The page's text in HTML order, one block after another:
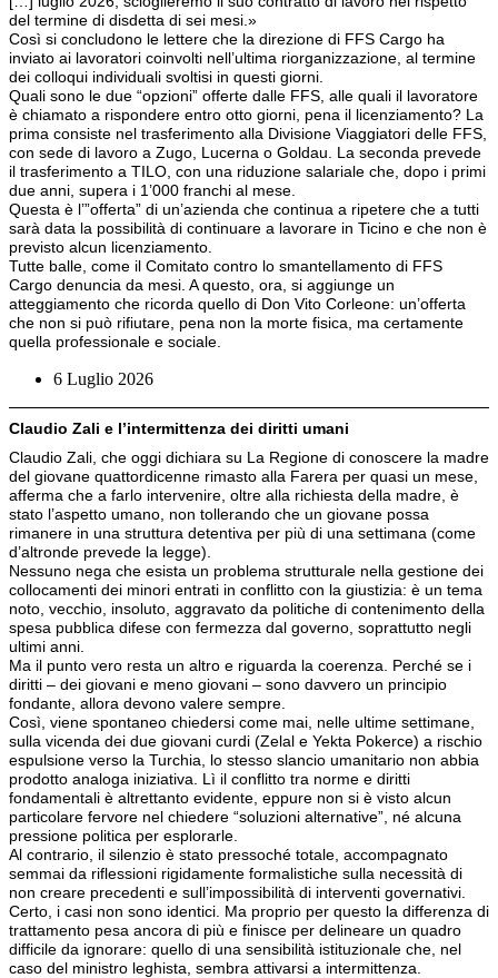
del termine di disdetta di sei mesi.»
Così si concludono le lettere che la direzione di FFS Cargo ha
inviato ai lavoratori coinvolti nell’ultima riorganizzazione, al termine
dei colloqui individuali svoltisi in questi giorni.
Quali sono le due “opzioni” offerte dalle FFS, alle quali il lavoratore
è chiamato a rispondere entro otto giorni, pena il licenziamento? La
prima consiste nel trasferimento alla Divisione Viaggiatori delle FFS,
con sede di lavoro a Zugo, Lucerna o Goldau. La seconda prevede
il trasferimento a TILO, con una riduzione salariale che, dopo i primi
due anni, supera i 1’000 franchi al mese.
Questa è l’”offerta” di un’azienda che continua a ripetere che a tutti
sarà data la possibilità di continuare a lavorare in Ticino e che non è
previsto alcun licenziamento.
Tutte balle, come il Comitato contro lo smantellamento di FFS
Cargo denuncia da mesi. A questo, ora, si aggiunge un
atteggiamento che ricorda quello di Don Vito Corleone: un’offerta
che non si può rifiutare, pena non la morte fisica, ma certamente
quella professionale e sociale.
6 Luglio 2026
Claudio Zali e l’intermittenza dei diritti umani
Claudio Zali, che oggi dichiara su La Regione di conoscere la madre
del giovane quattordicenne rimasto alla Farera per quasi un mese,
afferma che a farlo intervenire, oltre alla richiesta della madre, è
stato l’aspetto umano, non tollerando che un giovane possa
rimanere in una struttura detentiva per più di una settimana (come
d’altronde prevede la legge).
Nessuno nega che esista un problema strutturale nella gestione dei
collocamenti dei minori entrati in conflitto con la giustizia: è un tema
noto, vecchio, insoluto, aggravato da politiche di contenimento della
spesa pubblica difese con fermezza dal governo, soprattutto negli
ultimi anni.
Ma il punto vero resta un altro e riguarda la coerenza. Perché se i
diritti – dei giovani e meno giovani – sono davvero un principio
fondante, allora devono valere sempre.
Così, viene spontaneo chiedersi come mai, nelle ultime settimane,
sulla vicenda dei due giovani curdi (Zelal e Yekta Pokerce) a rischio
espulsione verso la Turchia, lo stesso slancio umanitario non abbia
prodotto analoga iniziativa. Lì il conflitto tra norme e diritti
fondamentali è altrettanto evidente, eppure non si è visto alcun
particolare fervore nel chiedere “soluzioni alternative”, né alcuna
pressione politica per esplorarle.
Al contrario, il silenzio è stato pressoché totale, accompagnato
semmai da riflessioni rigidamente formalistiche sulla necessità di
non creare precedenti e sull’impossibilità di interventi governativi.
Certo, i casi non sono identici. Ma proprio per questo la differenza di
trattamento pesa ancora di più e finisce per delineare un quadro
difficile da ignorare: quello di una sensibilità istituzionale che, nel
caso del ministro leghista, sembra attivarsi a intermittenza.